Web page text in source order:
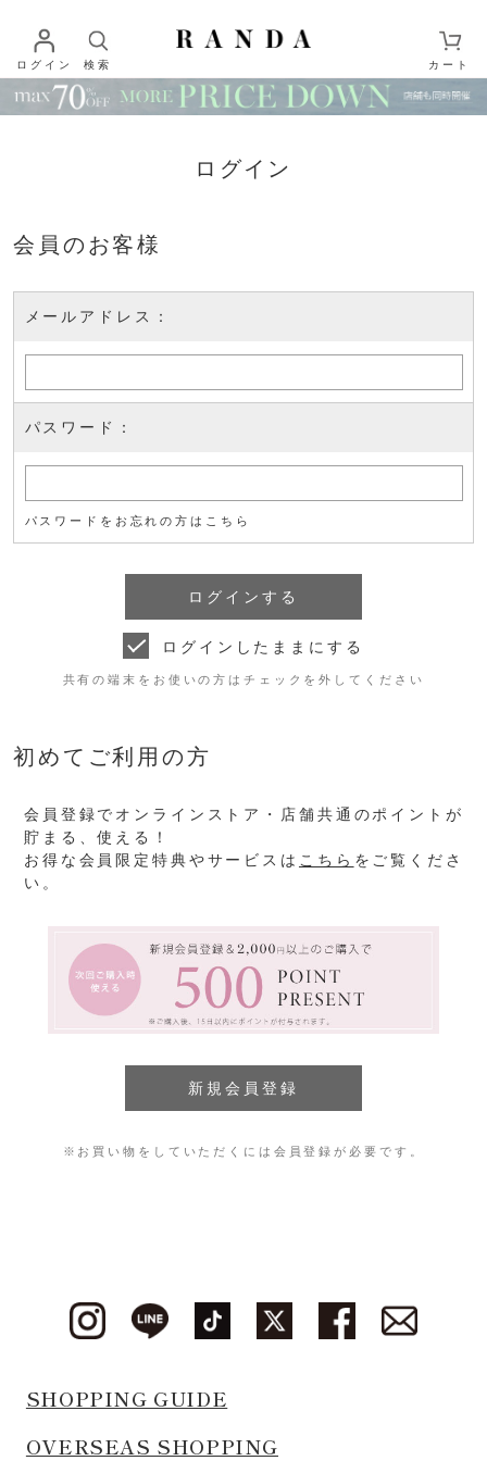
ログイン 検索 カート
ログイン
会員のお客様
メールアドレス：
パスワード：
パスワードをお忘れの方はこちら
ログインしたままにする
共有の端末をお使いの方はチェックを外してください
初めてご利用の方
会員登録でオンラインストア・店舗共通のポイントが
貯まる、使える！
お得な会員限定特典やサービスは こちら をご覧くださ
い。
※お買い物をしていただくには会員登録が必要です。
SHOPPING GUIDE
OVERSEAS SHOPPING